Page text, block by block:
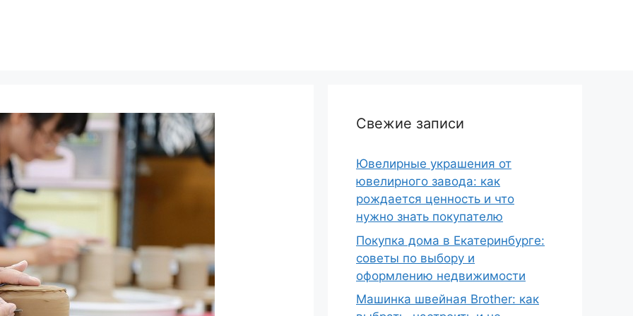
Свежие записи
Ювелирные украшения от
ювелирного завода: как
рождается ценность и что
нужно знать покупателю
Покупка дома в Екатеринбурге:
советы по выбору и
оформлению недвижимости
Машинка швейная Brother: как